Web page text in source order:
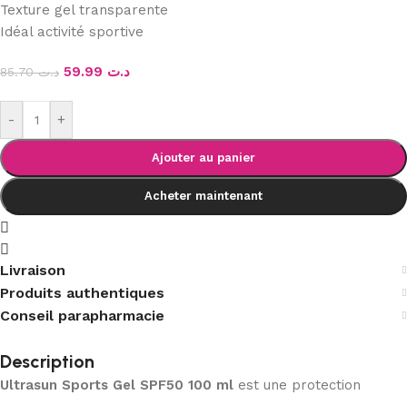
Texture gel transparente
Idéal activité sportive
د.ت85.70 د.ت
- +
Ajouter au panier
Acheter maintenant
Livraison
Produits authentiques
Conseil parapharmacie
Description
Ultrasun Sports Gel SPF50 100 ml est une protection